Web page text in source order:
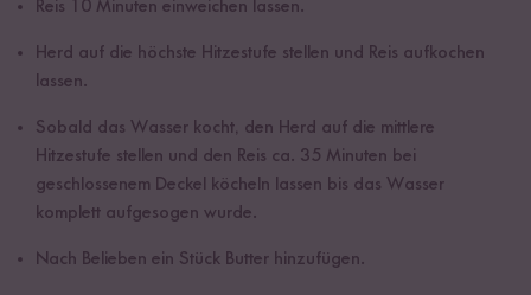
Reis 10 Minuten einweichen lassen.
Herd auf die höchste Hitzestufe stellen und Reis aufkochen
lassen.
Sobald das Wasser kocht, den Herd auf die mittlere
Hitzestufe stellen und den Reis ca. 35 Minuten bei
geschlossenem Deckel köcheln lassen bis das Wasser
komplett aufgesogen wurde.
Nach Belieben ein Stück Butter hinzufügen.